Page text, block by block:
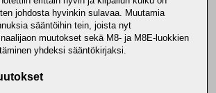
johdosta hyvinkin sulavaa. Muutamia
sääntöihin tein, joista nyt
muutokset sekä M8- ja M8E-luokkien
yhdeksi sääntökirjaksi.